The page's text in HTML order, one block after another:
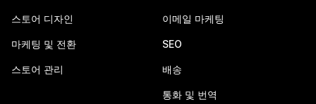
스토어 디자인
마케팅 및 전환
스토어 관리
이메일 마케팅
SEO
배송
통화 및 번역